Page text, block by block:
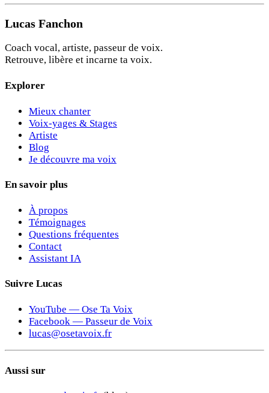
Lucas Fanchon
Coach vocal, artiste, passeur de voix.
Retrouve, libère et incarne ta voix.
Explorer
Mieux chanter
Voix-yages & Stages
Artiste
Blog
Je découvre ma voix
En savoir plus
À propos
Témoignages
Questions fréquentes
Contact
Assistant IA
Suivre Lucas
YouTube — Ose Ta Voix
Facebook — Passeur de Voix
lucas@osetavoix.fr
Aussi sur